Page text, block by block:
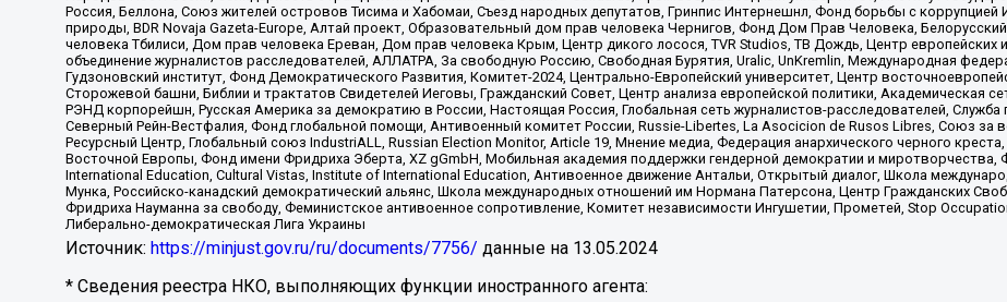
Россия, Беллона, Союз жителей островов Тисима и Хабомаи, Съезд народных депутатов, Гринпис Интернешнл, Фонд борьбы с
природы, BDR Novaja Gazeta-Europe, Алтай проект, Образовательный дом прав человека Чернигов, Фонд Дом Прав Человека,
человека Тбилиси, Дом прав человека Ереван, Дом прав человека Крым, Центр дикого лосося, TVR Studios, ТВ Дождь, Центр
объединение журналистов расследователей, АЛЛАТРА, За свободную Россию, Свободная Бурятия, Uralic, UnKremlin, Международная
Гудзоновский институт, Фонд Демократического Развития, Комитет-2024, Центрально-Европейский университет, Центр
Сторожевой башни, Библии и трактатов Свидетелей Иеговы, Гражданский Совет, Центр анализа европейской политики, Академическая
РЭНД корпорейшн, Русская Америка за демократию в России, Настоящая Россия, Глобальная сеть журналистов-расследователей,
Северный Рейн-Вестфалия, Фонд глобальной помощи, Антивоенный комитет России, Russie-Libertes, La Asocicion de Rusos Libres, Союз
Ресурсный Центр, Глобальный союз IndustriALL, Russian Election Monitor, Article 19, Мнение медиа, Федерация анархического черного
Восточной Европы, Фонд имени Фридриха Эберта, XZ gGmbH, Мобильная академия поддержки гендерной демократии и
International Education, Cultural Vistas, Institute of International Education, Антивоенное движение Антальи, Открытый диалог, Школа
Мунка, Российско-канадский демократический альянс, Школа международных отношений им Нормана Патерсона, Центр Гражданских
Фридриха Науманна за свободу, Феминистское антивоенное сопротивление, Комитет независимости Ингушетии, Прометей, Stop
Либерально-демократическая Лига Украины
Источник: https://minjust.gov.ru/ru/documents/7756/ данные на 13.05.2024
* Сведения реестра НКО, выполняющих функции иностранного агента: